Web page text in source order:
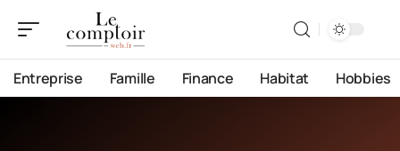
Entreprise Famille Finance Habitat Hobbies